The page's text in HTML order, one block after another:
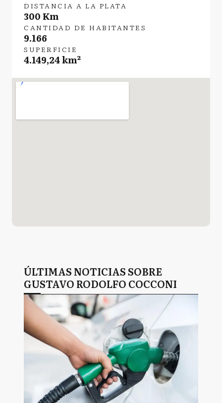
DISTANCIA A LA PLATA
300 Km
CANTIDAD DE HABITANTES
9.166
SUPERFICIE
4.149,24 km²
ÚLTIMAS NOTICIAS SOBRE
GUSTAVO RODOLFO COCCONI